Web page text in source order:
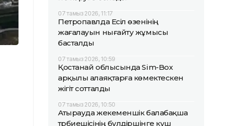
07 тамыз 2026, 11:17
Петропавлда Есіл өзенінің
жағалауын нығайту жұмысы
басталды
07 тамыз 2026, 10:59
Қостанай облысында Sim-Box
арқылы алаяқтарға көмектескен
жігіт сотталды
07 тамыз 2026, 10:50
Атырауда жекеменшік балабақша
тәрбиешісінің бүлдіршінге күш